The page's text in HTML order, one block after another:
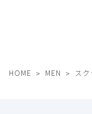
HOME MEN ス